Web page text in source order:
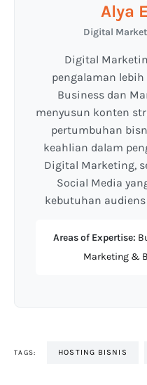
Alya
Digital
Digital
pengalaman
Business dan
menyusun konten
pertumbuhan
keahlian dalam
Digital Marketing,
Social Media
kebutuhan
Areas of Expertise:
Marketing &
TAGS: HOSTING BISNIS